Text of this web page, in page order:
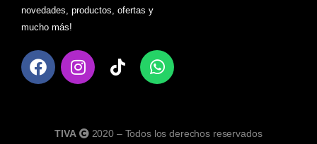
novedades, productos, ofertas y
mucho más!
TIVA 2020 – Todos los derechos reservados